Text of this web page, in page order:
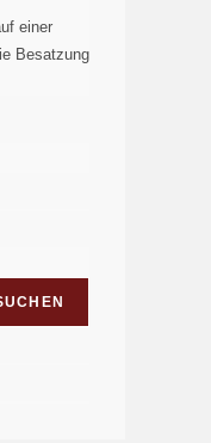
einer
Besatzung